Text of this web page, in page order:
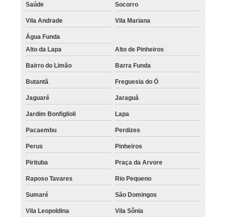
Saúde Socorro
Vila Andrade Vila Mariana
Água Funda
Alto da Lapa
Alto de Pinheiros
Bairro do Limão Barra Funda
Butantã Freguesia do Ó
Jaguaré Jaraguá
Jardim Bonfiglioli Lapa
Pacaembu Perdizes
Perus Pinheiros
Pirituba Praça da Arvore
Raposo Tavares Rio Pequeno
Sumaré São Domingos
Vila Leopoldina Vila Sônia